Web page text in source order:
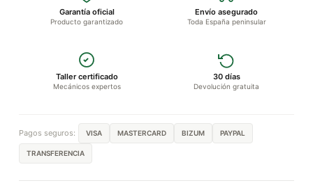
Garantía oficial
Producto garantizado
Envío asegurado
Toda España peninsular
Taller certificado
Mecánicos expertos
30 días
Devolución gratuita
Pagos seguros: VISA MASTERCARD BIZUM PAYPAL
TRANSFERENCIA